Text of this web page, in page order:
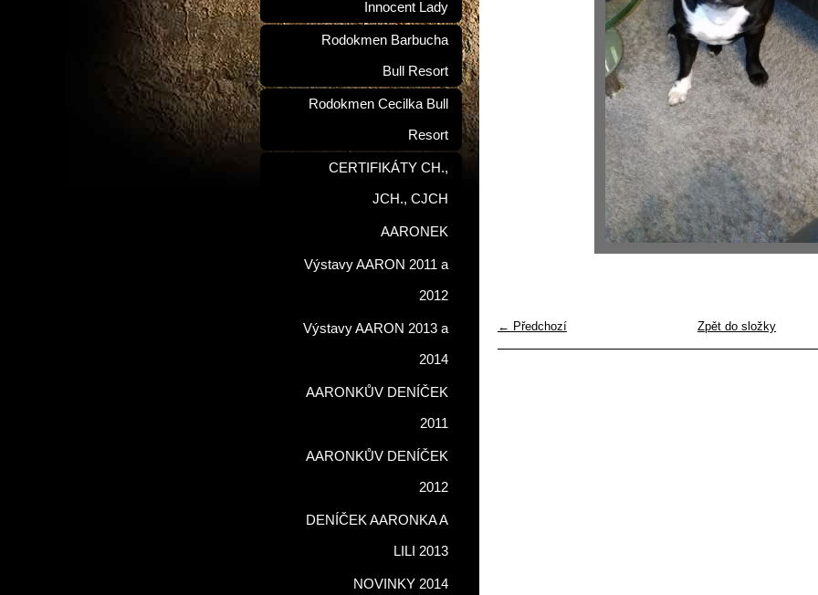
← Předchozí Zpět do složky
Innocent Lady
Rodokmen Barbucha
Bull Resort
Rodokmen Cecilka Bull
Resort
CERTIFIKÁTY CH.,
JCH., CJCH
AARONEK
Výstavy AARON 2011 a
2012
Výstavy AARON 2013 a
2014
AARONKŮV DENÍČEK
2011
AARONKŮV DENÍČEK
2012
DENÍČEK AARONKA A
LILI 2013
NOVINKY 2014